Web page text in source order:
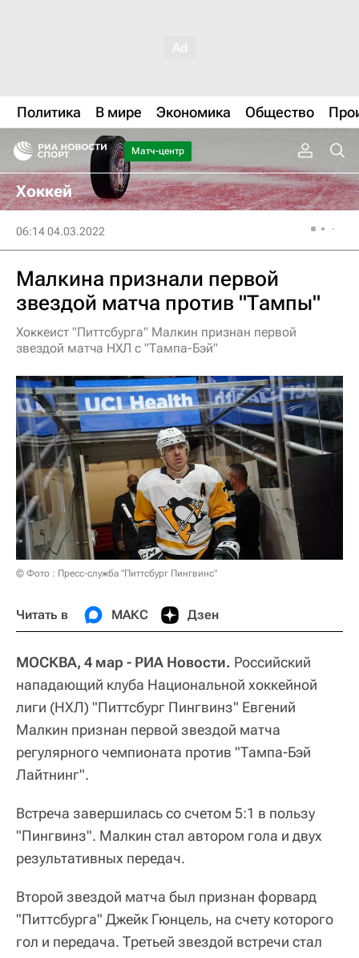
Политика В мире Экономика Общество
Матч-центр
Хоккей
06:14 04.03.2022
Малкина признали первой
звездой матча против "Тампы"
Хоккеист "Питтсбурга" Малкин признан первой
звездой матча НХЛ с "Тампа-Бэй"
© Фото : Пресс-служба "Питтсбург Пингвинс"
Читать в МАКС Дзен
МОСКВА, 4 мар - РИА Новости. Российский
нападающий клуба Национальной хоккейной
лиги (НХЛ) "Питтсбург Пингвинз" Евгений
Малкин признан первой звездой матча
регулярного чемпионата против "Тампа-Бэй
Лайтнинг".
Встреча завершилась со счетом 5:1 в пользу
"Пингвинз". Малкин стал автором гола и двух
результативных передач.
Второй звездой матча был признан форвард
"Питтсбурга" Джейк Гюнцель, на счету которого
гол и передача. Третьей звездой встречи стал